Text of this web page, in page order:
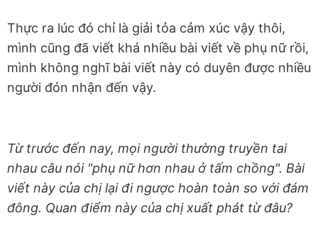
Thực ra lúc đó chỉ là giải tỏa cảm xúc vậy thôi,
mình cũng đã viết khá nhiều bài viết về phụ nữ rồi,
mình không nghĩ bài viết này có duyên được nhiều
người đón nhận đến vậy.
Từ trước đến nay, mọi người thường truyền tai
nhau câu nói "phụ nữ hơn nhau ở tấm chồng". Bài
viết này của chị lại đi ngược hoàn toàn so với đám
đông. Quan điểm này của chị xuất phát từ đâu?